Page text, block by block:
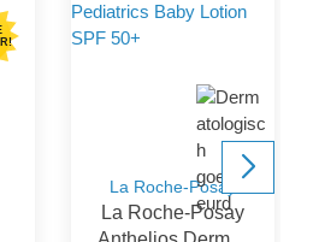
La Roche-Posay
La Roche-Posay